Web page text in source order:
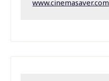
www.cinemasaver.com